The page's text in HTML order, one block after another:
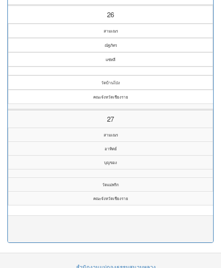
26
สามเณร
ณัฐภัทร
แซ่หลี
วัดบ้านโป่ง
คณะจังหวัดเชียงราย
27
สามเณร
อาทิตย์
บุญของ
วัดแม่พริก
คณะจังหวัดเชียงราย